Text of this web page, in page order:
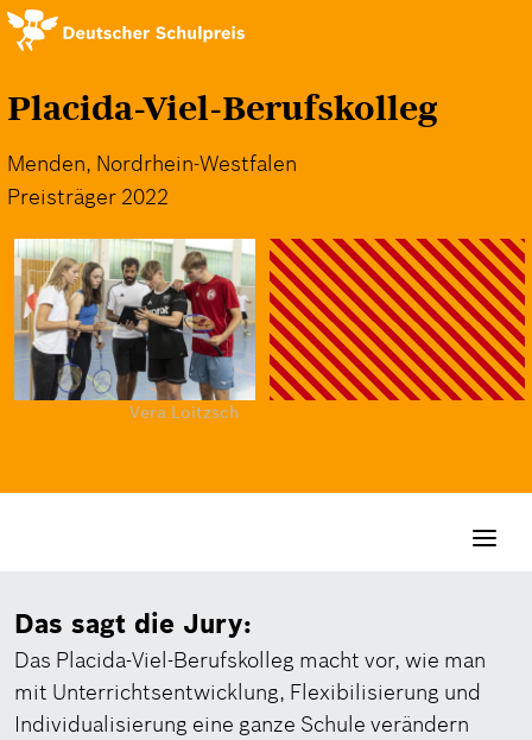
Direkt
zum
Placida-Viel-Berufskolleg
Menden, Nordrhein-Westfalen
Preisträger 2022
Vera Loitzsch
Das sagt die Jury:
Das Placida-Viel-Berufskolleg macht vor, wie man
mit Unterrichtsentwicklung, Flexibilisierung und
Individualisierung eine ganze Schule verändern